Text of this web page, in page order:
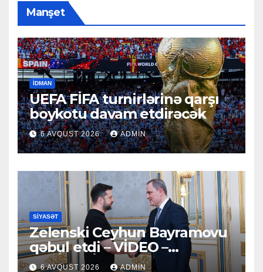
Manşet
İDMAN
UEFA FİFA turnirlərinə qarşı
boykotu davam etdirəcək
6 AVQUST 2026 ADMIN
SIYASƏT
Zelenski Ceyhun Bayramovu
qəbul etdi – VİDEO –
YENİLƏNİB
6 AVQUST 2026 ADMIN